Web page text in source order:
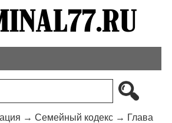
→ Семейный кодекс→ Глава